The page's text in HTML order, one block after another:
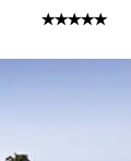
★★★★★